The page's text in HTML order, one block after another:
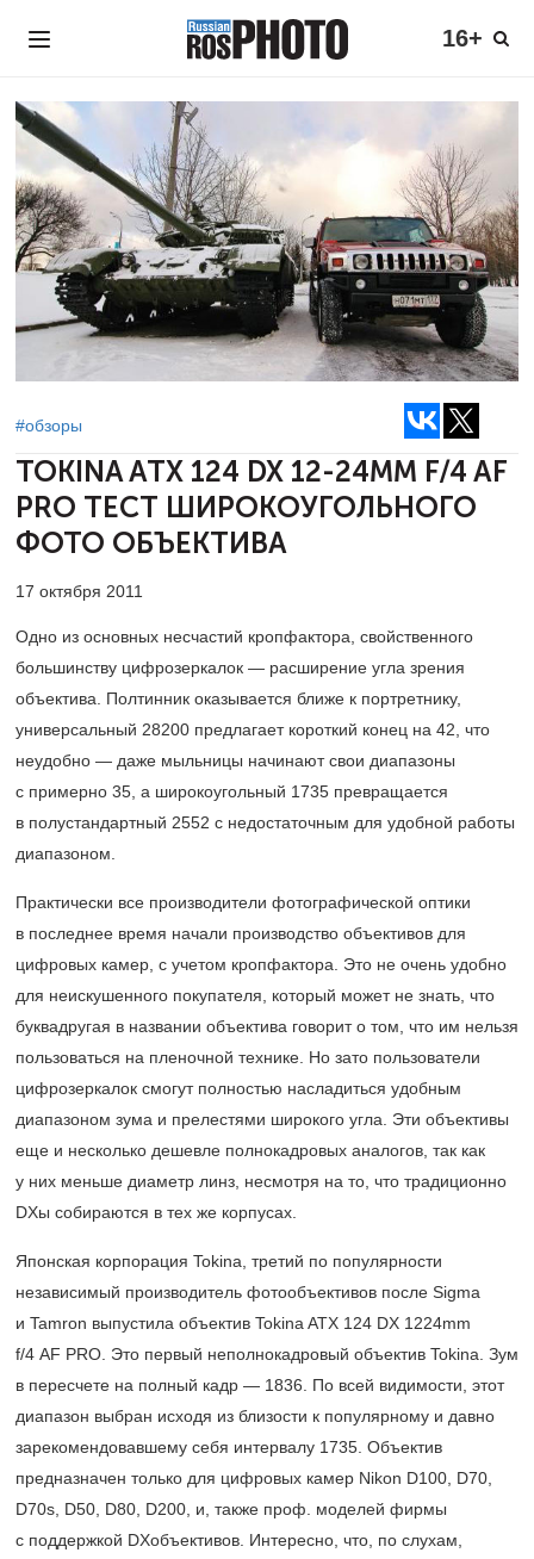
16+
#обзоры
TOKINA ATX 124 DX 12-24MM F/4 AF
PRO ТЕСТ ШИРОКОУГОЛЬНОГО
ФОТО ОБЪЕКТИВА
17 октября 2011
Одно из основных несчастий кропфактора, свойственного
большинству цифрозеркалок — расширение угла зрения
объектива. Полтинник оказывается ближе к портретнику,
универсальный 28200 предлагает короткий конец на 42, что
неудобно — даже мыльницы начинают свои диапазоны
с примерно 35, а широкоугольный 1735 превращается
в полустандартный 2552 с недостаточным для удобной работы
диапазоном.
Практически все производители фотографической оптики
в последнее время начали производство объективов для
цифровых камер, с учетом кропфактора. Это не очень удобно
для неискушенного покупателя, который может не знать, что
буква­другая в названии объектива говорит о том, что им нельзя
пользоваться на пленочной технике. Но зато пользователи
цифрозеркалок смогут полностью насладиться удобным
диапазоном зума и прелестями широкого угла. Эти объективы
еще и несколько дешевле полнокадровых аналогов, так как
у них меньше диаметр линз, несмотря на то, что традиционно
DXы собираются в тех же корпусах.
Японская корпорация Tokina, третий по популярности
независимый производитель фотообъективов после Sigma
и Tamron выпустила объектив Tokina ATX 124 DX 1224mm
f/4 AF PRO. Это первый неполнокадровый объектив Tokina. Зум
в пересчете на полный кадр — 1836. По всей видимости, этот
диапазон выбран исходя из близости к популярному и давно
зарекомендовавшему себя интервалу 1735. Объектив
предназначен только для цифровых камер Nikon D100, D70,
D70s, D50, D80, D200, и, также проф. моделей фирмы
с поддержкой DXобъективов. Интересно, что, по слухам,